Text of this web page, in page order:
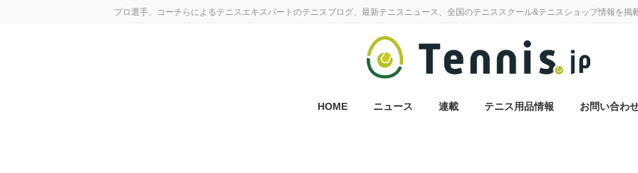
プロ選手、コーチらによるテニスエキスパートのテニスブログ、最新テニスニュース、全国のテニススクール&テニスショップ情報を
HOME ニュース 連載 テニス用品情報 お問い合わ